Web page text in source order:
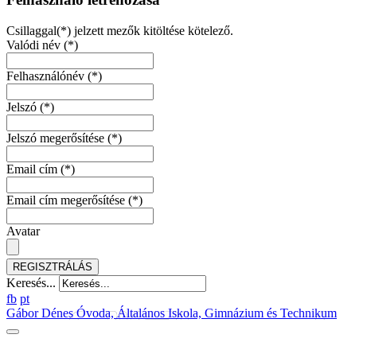
Csillaggal(*) jelzett mezők kitöltése kötelező.
Valódi név (*)
Felhasználónév (*)
Jelszó (*)
Jelszó megerősítése (*)
Email cím (*)
Email cím megerősítése (*)
Avatar
REGISZTRÁLÁS
Keresés...
fb pt
Gábor Dénes Óvoda, Általános Iskola, Gimnázium és Technikum